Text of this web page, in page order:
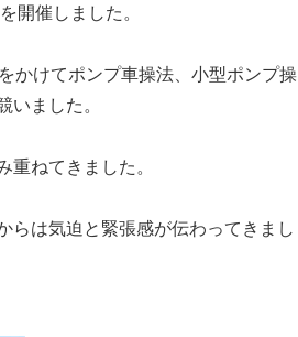
開催しました。
かけてポンプ車操法、小型ポンプ操
ました。
ねてきました。
らは気迫と緊張感が伝わってきまし